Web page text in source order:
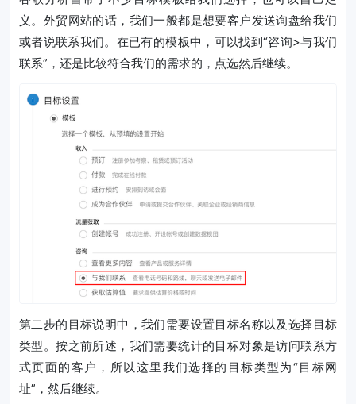
义。外贸网站的话，我们一般都是想要客户发送询盘给我们
或者说联系我们。在已有的模板中，可以找到“咨询>与我们
联系”，还是比较符合我们的需求的，点选然后继续。
第二步的目标说明中，我们需要设置目标名称以及选择目标
类型。按之前所述，我们需要统计的目标对象是访问联系方
式页面的客户，所以这里我们选择的目标类型为“目标网
址”，然后继续。